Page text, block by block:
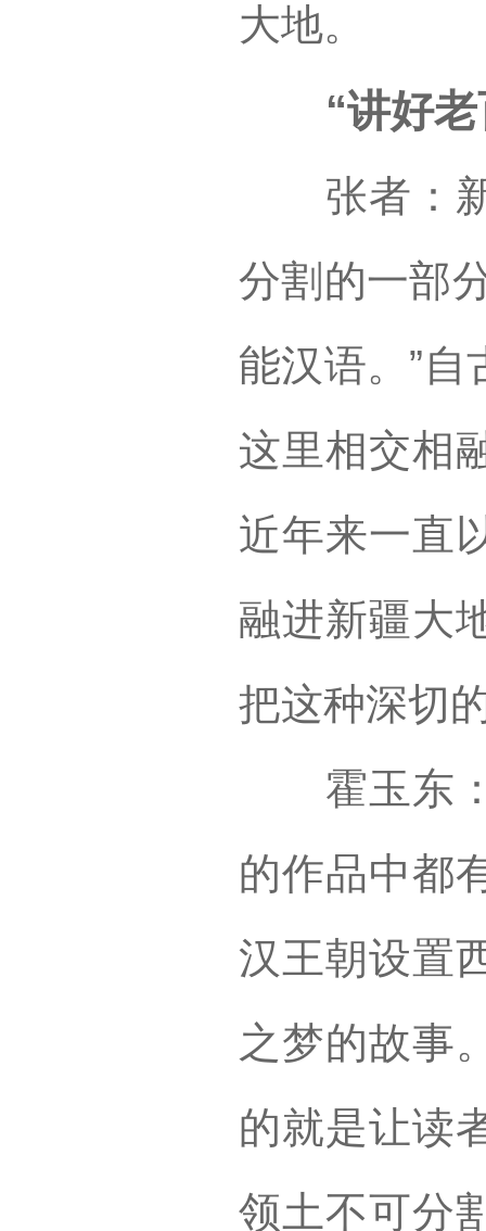
大地。
“讲好老
张者：新
分割的一部
能汉语。”
这里相交相
近年来一直
融进新疆大
把这种深切
霍玉东：
的作品中都
汉王朝设置
之梦的故事
的就是让读
领土不可分